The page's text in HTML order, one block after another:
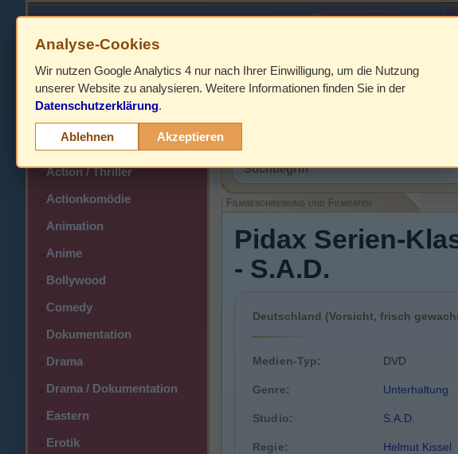
HOME
>
> Action
>Action / Thriller
>Actionkomödie
>Animation
>Anime
>Bollywood
>Comedy
>Dokumentation
>Drama
>Drama / Dokumentation
>Eastern
>Erotik
Filmbeschreibung, Cover &
Filmbeschreibung und Filmdaten
Pidax Serien-
- S.A.D.
Deutschland (Vorsicht, frisch
Medien-Typ: DVD
Genre: Unterhaltung
Studio: S.A.D.
Regie: Helmut Kissel
Analyse-Cookies
Wir nutzen Google Analytics 4 nur nach Ihrer Einwilligung, um die Nutzung
unserer Website zu analysieren. Weitere Informationen finden Sie in der
Datenschutzerklärung.
Ablehnen Akzeptieren